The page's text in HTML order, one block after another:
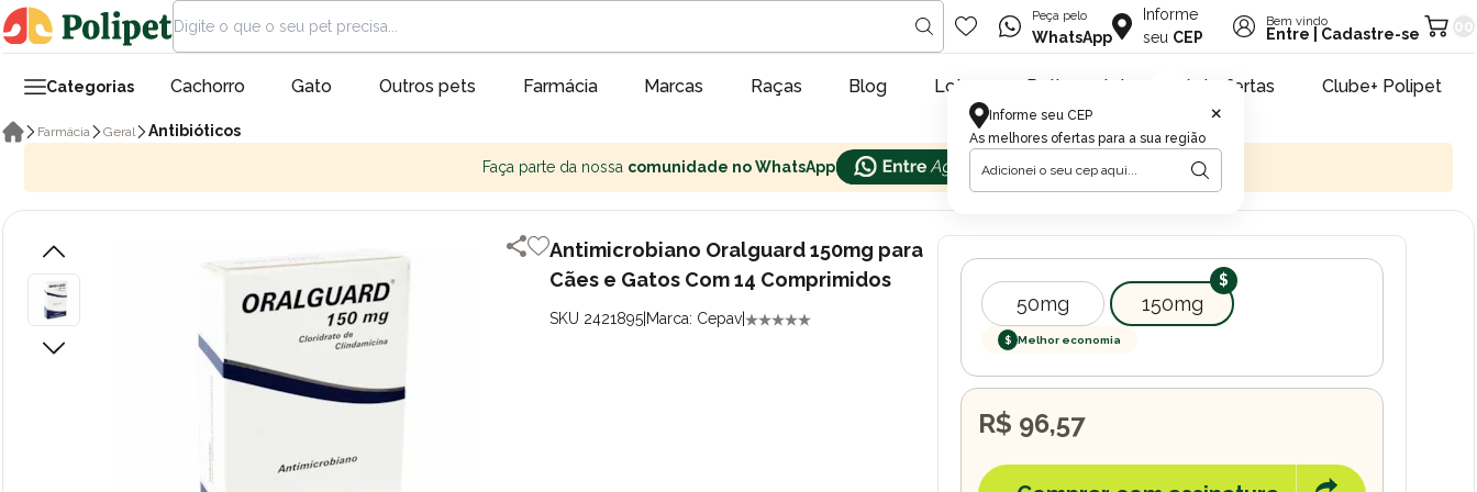
Peça pelo
WhatsApp
Informe
seu CEP
Informe seu CEP
As melhores ofertas para a sua região
×
Bem vindo
Entre Cadastre-se
Categorias Cachorro Gato Outros pets Farmácia Marcas Raças Blog Lojas Retire na loja Pet ofertas Clube+ Polipet
Faça parte da nossa comunidade no WhatsApp
Farmácia Geral Antibióticos
Antimicrobiano Oralguard 150mg para
Cães e Gatos Com 14 Comprimidos
SKU 2421895 Marca: Cepav|
50mg 150mg
$ Melhor economia
R$ 96,57